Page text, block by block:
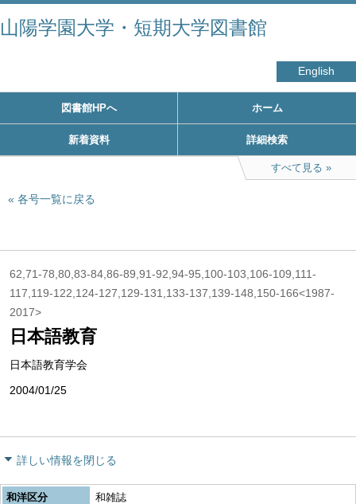
山陽学園大学・短期大学図書館
English
図書館HPへ ホーム
新着資料 詳細検索
すべて見る
各号一覧に戻る
62,71-78,80,83-84,86-89,91-92,94-95,100-103,106-109,111-
117,119-122,124-127,129-131,133-137,139-148,150-166<1987-
2017>
日本語教育
日本語教育学会
2004/01/25
詳しい情報を閉じる
和洋区分
和雑誌